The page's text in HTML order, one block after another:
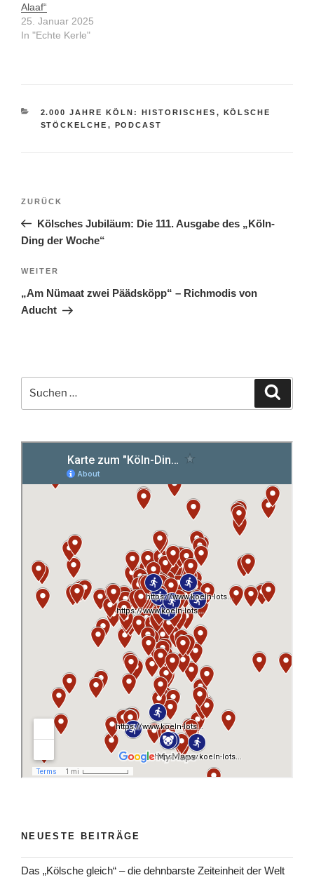
Alaaf“
25. Januar 2025
In "Echte Kerle"
KATEGORIEN
2.000 JAHRE KÖLN: HISTORISCHES , KÖLSCHE
STÖCKELCHE , PODCAST
Beitragsnavigation
Vorheriger
Beitrag
ZURÜCK
Kölsches Jubiläum: Die 111. Ausgabe des „Köln-
Ding der Woche“
Nächster
Beitrag
WEITER
„Am Nümaat zwei Päädsköpp“ – Richmodis von
Aducht
NEUESTE BEITRÄGE
Das „Kölsche gleich“ – die dehnbarste Zeiteinheit der Welt